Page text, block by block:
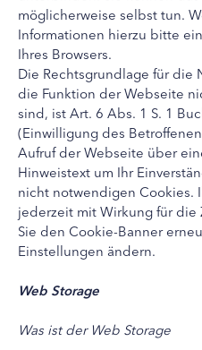
möglicherweise selbst tun.
Informationen hierzu bitte
Ihres Browsers.
Die Rechtsgrundlage für die
die Funktion der Webseite
sind, ist Art. 6 Abs. 1 S. 1
(Einwilligung des
Aufruf der Webseite über
Hinweistext um Ihr
nicht notwendigen Cookies.
jederzeit mit Wirkung für
Sie den Cookie-Banner
Einstellungen ändern.
Web Storage
Was ist der Web Storage